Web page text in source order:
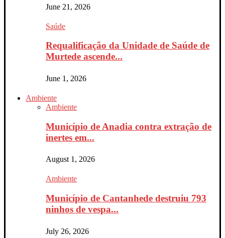
June 21, 2026
Saúde
Requalificação da Unidade de Saúde de
Murtede ascende...
June 1, 2026
Ambiente
Ambiente
Município de Anadia contra extração de
inertes em...
August 1, 2026
Ambiente
Município de Cantanhede destruiu 793
ninhos de vespa...
July 26, 2026